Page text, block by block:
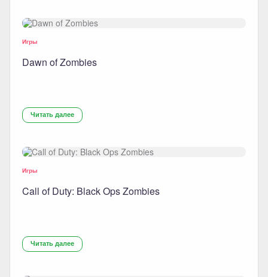
Игры
Dawn of Zombies
Читать далее
Игры
Call of Duty: Black Ops Zombies
Читать далее